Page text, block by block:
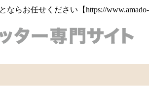
ならお任せください【https://www.amado-